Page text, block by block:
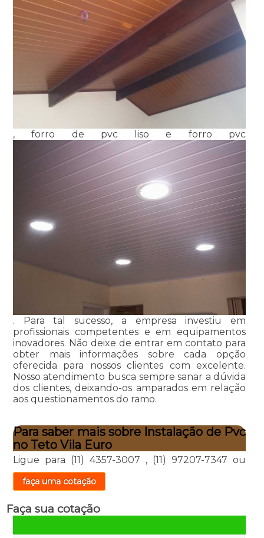
, forro de pvc liso e forro pvc
. Para tal sucesso, a empresa investiu em
profissionais competentes e em equipamentos
inovadores. Não deixe de entrar em contato para
obter mais informações sobre cada opção
oferecida para nossos clientes com excelente.
Nosso atendimento busca sempre sanar a dúvida
dos clientes, deixando-os amparados em relação
aos questionamentos do ramo.
Para saber mais sobre Instalação de Pvc
no Teto Vila Euro
Ligue para (11) 4357-3007 , (11) 97207-7347 ou
faça uma cotação
Faça sua cotação